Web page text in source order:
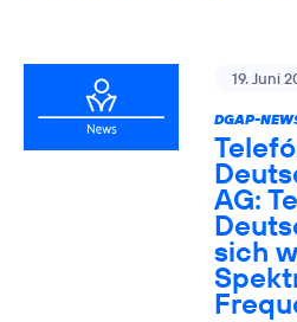
19. Juni
DGAP-
AG:
sich